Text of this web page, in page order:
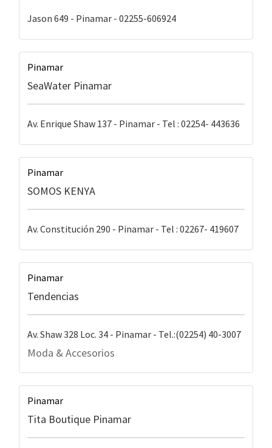
Jason 649 - Pinamar - 02255-606924
Pinamar
SeaWater Pinamar
Av. Enrique Shaw 137 - Pinamar - Tel : 02254- 443636
Pinamar
SOMOS KENYA
Av. Constitución 290 - Pinamar - Tel : 02267- 419607
Pinamar
Tendencias
Av. Shaw 328 Loc. 34 - Pinamar - Tel.:(02254) 40-3007
Moda & Accesorios
Pinamar
Tita Boutique Pinamar